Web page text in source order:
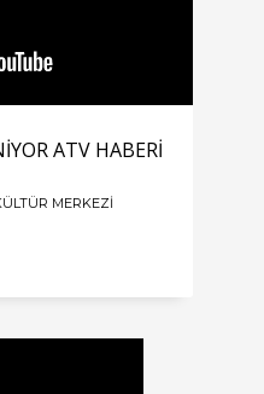
ATV HABERİ
MERKEZI